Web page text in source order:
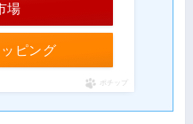
場
ピング
ポチップ